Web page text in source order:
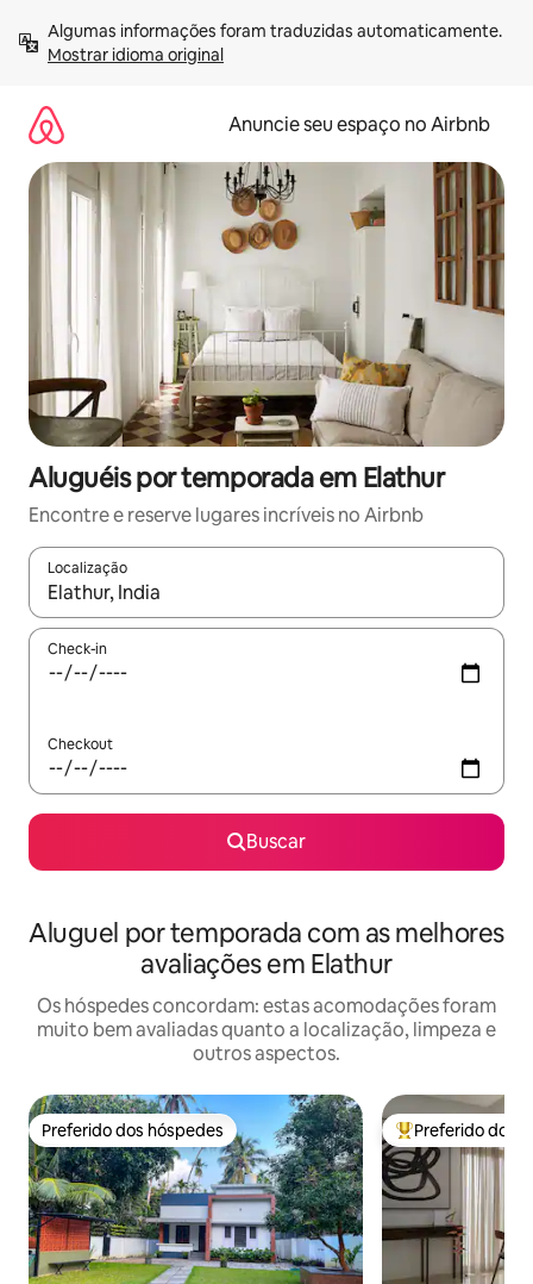
para
Mostrar idioma original
Anuncie seu espaço no Airbnb
Aluguéis por temporada em Elathur
Encontre e reserve lugares incríveis no Airbnb
Localização
Quando os resultados estiverem disponíveis, explore-os
Check-in
Checkout
Buscar
Aluguel por temporada com as melhores
avaliações em Elathur
Os hóspedes concordam: estas acomodações foram
muito bem avaliadas quanto a localização, limpeza e
outros aspectos.
Preferido dos hóspedes
Preferido dos hóspedes Entre os
Preferido dos